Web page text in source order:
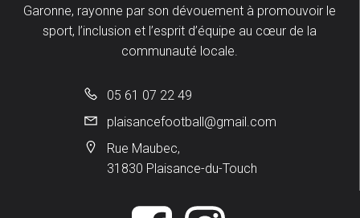
Garonne, rayonne par son dévouement à promouvoir le
sport, l’inclusion et l’esprit d’équipe au cœur de la
communauté locale.
05 61 07 22 49
plaisancefootball@gmail.com
Rue Maubec,
31830 Plaisance-du-Touch